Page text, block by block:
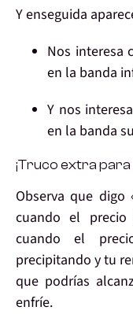
Y enseguida
Nos interesa
en la banda
Y nos interesa
en la banda
¡Truco extra para
Observa que digo
cuando el
cuando el
precipitando y tu
que podrías
enfríe.